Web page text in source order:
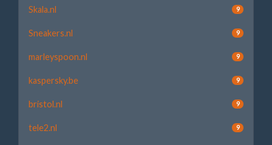
Skala.nl 9
Sneakers.nl 9
marleyspoon.nl 9
kaspersky.be 9
bristol.nl 9
tele2.nl 9